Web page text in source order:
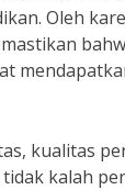
Oleh
kualitas
kalah